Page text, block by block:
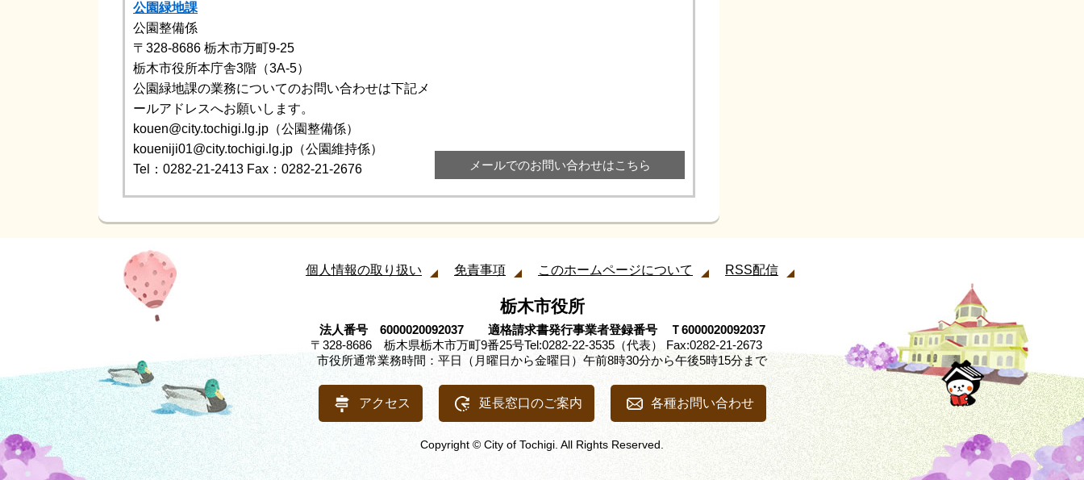
公園緑地課
公園整備係
〒328-8686 栃木市万町9-25
栃木市役所本庁舎3階（3A-5）
公園緑地課の業務についてのお問い合わせは下記メ
ールアドレスへお願いします。
kouen@city.tochigi.lg.jp（公園整備係）
koueniji01@city.tochigi.lg.jp（公園維持係）
Tel：0282-21-2413 Fax：0282-21-2676 メールでのお問い合わせはこちら
個人情報の取り扱い 免責事項 このホームページについて RSS配信
栃木市役所
法人番号 6000020092037 適格請求書発行事業者登録番号 Ｔ6000020092037
〒328-8686 栃木県栃木市万町9番25号Tel:0282-22-3535（代表） Fax:0282-21-2673
市役所通常業務時間：平日（月曜日から金曜日）午前8時30分から午後5時15分まで
アクセス 延長窓口のご案内 各種お問い合わせ
Copyright © City of Tochigi. All Rights Reserved.